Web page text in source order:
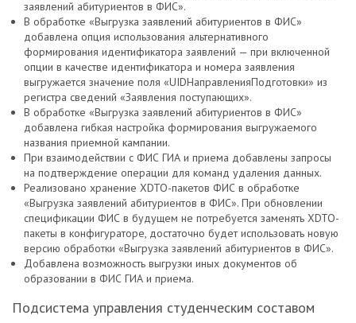
заявлений абитуриентов в ФИС».
В обработке «Выгрузка заявлений абитуриентов в ФИС»
добавлена опция использования альтернативного
формирования идентификатора заявлений — при включенной
опции в качестве идентификатора и номера заявления
выгружается значение поля «UIDНаправленияПодготовки» из
регистра сведений «Заявления поступающих».
В обработке «Выгрузка заявлений абитуриентов в ФИС»
добавлена гибкая настройка формирования выгружаемого
названия приемной кампании.
При взаимодействии с ФИС ГИА и приема добавлены запросы
на подтверждение операции для команд удаления данных.
Реализовано хранение XDTO-пакетов ФИС в обработке
«Выгрузка заявлений абитуриентов в ФИС». При обновлении
спецификации ФИС в будущем не потребуется заменять XDTO-
пакеты в конфигураторе, достаточно будет использовать новую
версию обработки «Выгрузка заявлений абитуриентов в ФИС».
Добавлена возможность выгрузки иных документов об
образовании в ФИС ГИА и приема.
Подсистема управления студенческим составом